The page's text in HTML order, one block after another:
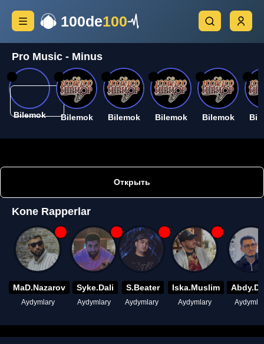
100de100
Pro Music - Minus
Bilemok Bilemok Bilemok Bilemok Bilemok
Открыть
Kone Rapperlar
MaD.Nazarov
Aydymlary
Syke.Dali
Aydymlary
S.Beater
Aydymlary
Iska.Muslim
Aydymlary